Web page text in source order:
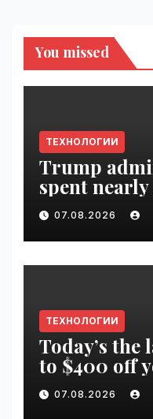
You missed
ТЕХНОЛОГИИ
Trump
spent
offshore
VseTime.ru
07.08.2026
ТЕХНОЛОГИИ
Today’s the
to $400 off
Disrupt
VseTime.ru
07.08.2026